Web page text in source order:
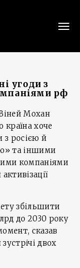
угоди з
рф
Мохан
країна хоче
з росією й
та іншими
компаніями
збільшити
до 2030 року
сказав
двох